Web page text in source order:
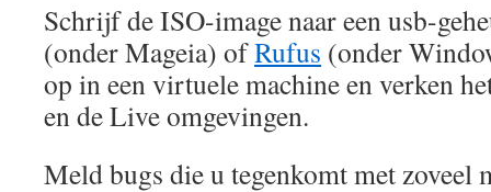
Schrijf de ISO-image naar een usb-
(onder Mageia) ofRufus (onder
op in een virtuele machine en verken
en de Live omgevingen.
Meld bugs die u tegenkomt met zoveel